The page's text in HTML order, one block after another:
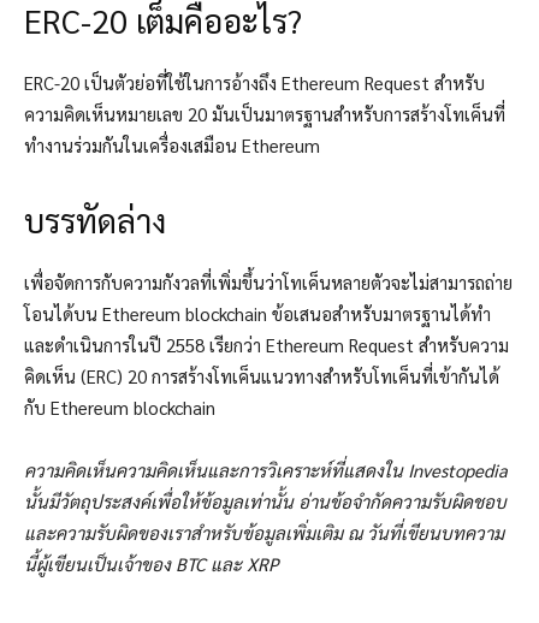
ERC-20 เต็มคืออะไร?
ERC-20 เป็นตัวย่อที่ใช้ในการอ้างถึง Ethereum Request สำหรับ
ความคิดเห็นหมายเลข 20 มันเป็นมาตรฐานสำหรับการสร้างโทเค็นที่
ทำงานร่วมกันในเครื่องเสมือน Ethereum
บรรทัดล่าง
เพื่อจัดการกับความกังวลที่เพิ่มขึ้นว่าโทเค็นหลายตัวจะไม่สามารถถ่าย
โอนได้บน Ethereum blockchain ข้อเสนอสำหรับมาตรฐานได้ทำ
และดำเนินการในปี 2558 เรียกว่า Ethereum Request สำหรับความ
คิดเห็น (ERC) 20 การสร้างโทเค็นแนวทางสำหรับโทเค็นที่เข้ากันได้
กับ Ethereum blockchain
ความคิดเห็นความคิดเห็นและการวิเคราะห์ที่แสดงใน Investopedia
นั้นมีวัตถุประสงค์เพื่อให้ข้อมูลเท่านั้น อ่านข้อจำกัดความรับผิดชอบ
และความรับผิดของเราสำหรับข้อมูลเพิ่มเติม ณ วันที่เขียนบทความ
นี้ผู้เขียนเป็นเจ้าของ BTC และ XRP